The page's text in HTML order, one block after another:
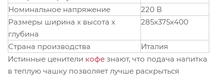
Номинальное напряжение
220 В
Размеры ширина х высота х
глубина
285x375x400
Страна производства
Италия
Истинные ценители кофе знают, что подача напитка
в теплую чашку позволяет лучше раскрыться